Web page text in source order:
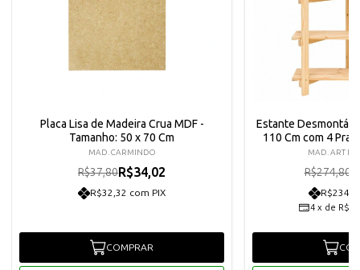
Placa Lisa de Madeira Crua MDF -
Tamanho: 50 x 70 Cm
MAD. CARMINDO
R$37,80R$34,02
R$32,32 com PIX
COMPRAR
Estante
110 Cm com 4
MAD. ART
R$274,80
4 x de